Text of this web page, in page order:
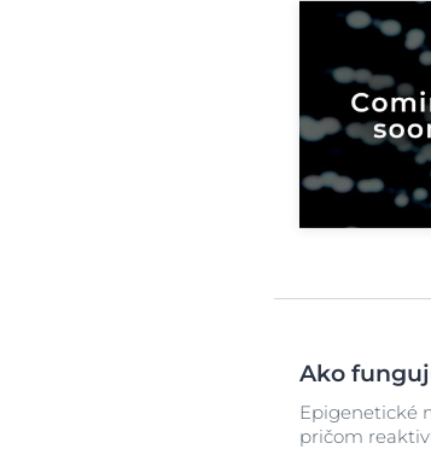
Ako
Epigenetické
pričom